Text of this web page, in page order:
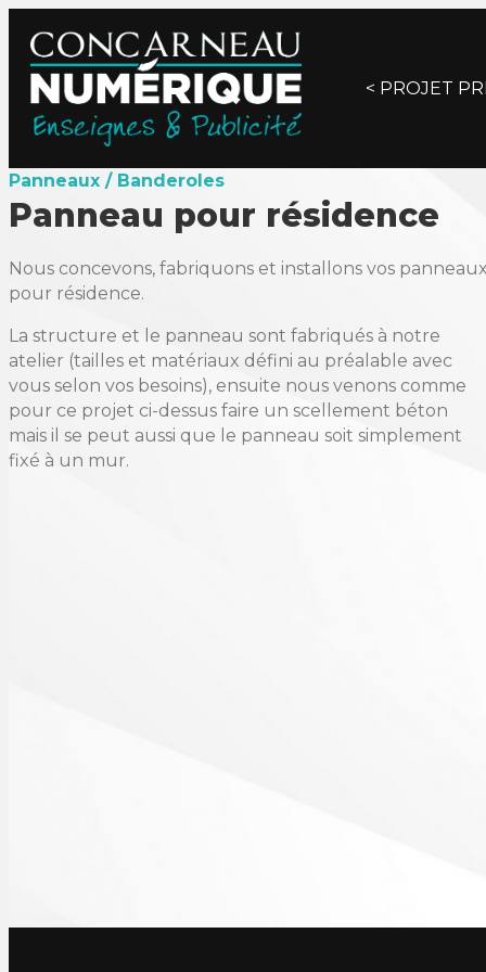
Posts
< PROJET
Panneaux / Banderoles
Panneau pour résidence
Nous concevons, fabriquons et installons vos panneaux
pour résidence.
La structure et le panneau sont fabriqués à notre
atelier (tailles et matériaux défini au préalable avec
vous selon vos besoins), ensuite nous venons comme
pour ce projet ci-dessus faire un scellement béton
mais il se peut aussi que le panneau soit simplement
fixé à un mur.